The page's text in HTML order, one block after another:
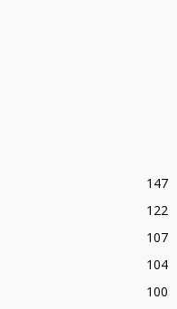
147
122
107
104
100